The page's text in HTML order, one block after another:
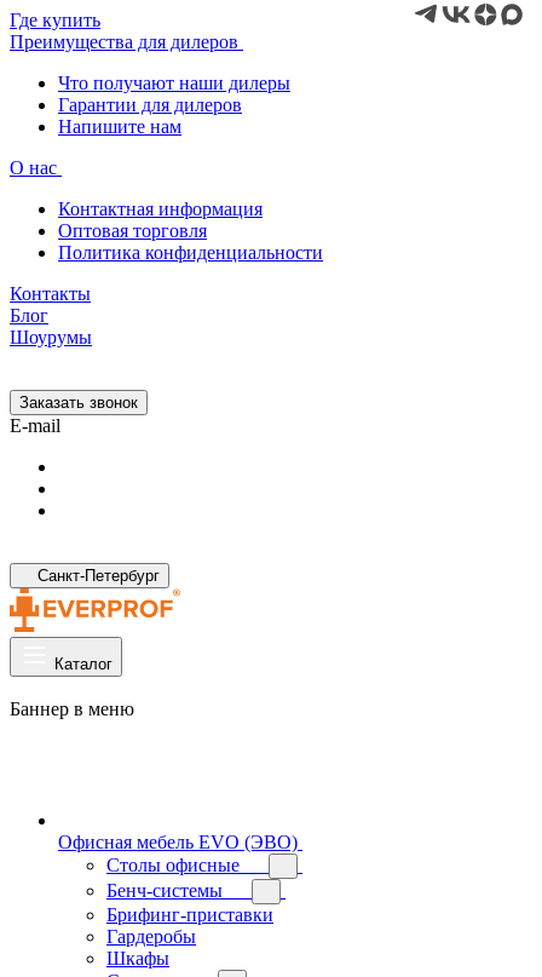
Где купить
Преимущества для дилеров
Что получают наши дилеры
Гарантии для дилеров
Напишите нам
О нас
Контактная информация
Оптовая торговля
Политика конфиденциальности
Контакты
Блог
Шоурумы
Заказать звонок
E-mail
Санкт-Петербург
Каталог
Баннер в меню
Офисная мебель EVO (ЭВО)
Cтолы офисные
Бенч-системы
Брифинг-приставки
Гардеробы
Шкафы